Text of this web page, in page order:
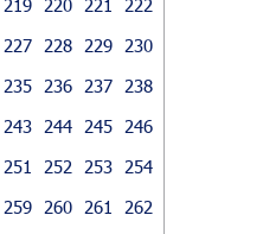
227 228 229
230
235 236 237
238
243 244 245
246
251 252 253
254
259 260 261
262